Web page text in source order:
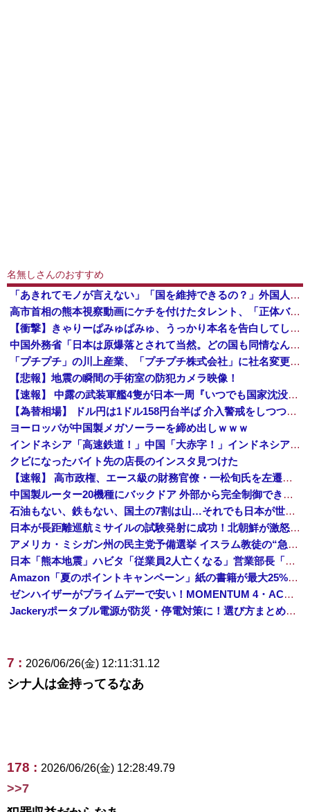
名無しさんのおすすめ
「あきれてモノが言えない」「国を維持できるの？」外国人の永住許可要件の厳格化で在日中国人の本音は？
高市首相の熊本視察動画にケチを付けたタレント、「正体バレバレよな」と黒電話の呼び方であっさりと……
【衝撃】きゃりーぱみゅぱみゅ、うっかり本名を告白してしまう！！！！！
中国外務省「日本は原爆落とされて当然。どの国も同情なんかしない」
「プチプチ」の川上産業、「プチプチ株式会社」に社名変更 創業58年で [8/7]
【悲報】地震の瞬間の手術室の防犯カメラ映像！
【速報】 中露の武装軍艦4隻が日本一周『いつでも国家沈没させられるぞ』
【為替相場】 ドル円は1ドル158円台半ば 介入警戒をしつつ円売りが続行
ヨーロッパが中国製メガソーラーを締め出しｗｗｗ
インドネシア「高速鉄道！」中国「大赤字！」インドネシア「運営会社の株式購入！（負債対策」中国「はい（巨額負債」インドネシア「700km延伸計画！（実質中止」→
クビになったバイト先の店長のインスタ見つけた
【速報】 高市政権、エース級の財務官僚・一松旬氏を左遷「彼は協力的でなかった」財務省の言いなりではないことが判明
中国製ルーター20機種にバックドア 外部から完全制御できる機能が仕込まれていた
石油もない、鉄もない、国土の7割は山…それでも日本が世界屈指の経済大国になれた「勤勉さ」以外の勝因！
日本が長距離巡航ミサイルの試験発射に成功！北朝鮮が激怒「日本が戦争国家になろうとしている」「絶対に傍観しない、必ず後悔させる」
アメリカ・ミシガン州の民主党予備選挙 イスラム教徒の“急進左派”候補が勝利確実に⋯トランプ氏は批判
日本「熊本地震」ハビタ「従業員2人亡くなる」営業部長「イオンのスタッフに制止されなかった」日本「部長が連絡後の店員行動を証言（謎」イオン「再入館可能の事実ない」→
Amazon「夏のポイントキャンペーン」紙の書籍が最大25%ポイント還元 対象と条件を整理（2026年7月）
ゼンハイザーがプライムデーで安い！MOMENTUM 4・ACCENTUMなど対象モデルまとめ！
Jackeryポータブル電源が防災・停電対策に！選び方まとめ【プライムデー最終日】
7 : 2026/06/26(金) 12:11:31.12
シナ人は金持ってるなあ
178 : 2026/06/26(金) 12:28:49.79
>>7